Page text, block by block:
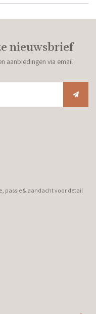
nieuwsbrief
aanbiedingen via email
passie & aandacht voor detail